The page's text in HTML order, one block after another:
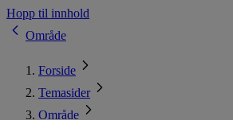
Hopp til innhold
Område
Forside
Temasider
Område